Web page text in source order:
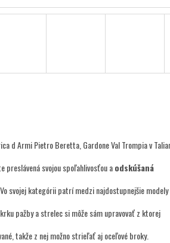
d Armi Pietro Beretta, Gardone Val Trompia v
preslávená svojou spoľahlivosťou aodskúšaná
svojej kategórii patrí medzi najdostupnejšie modely
pažby a strelec si môže sám upravovať z ktorej
takže z nej možno strieľať aj oceľové broky.